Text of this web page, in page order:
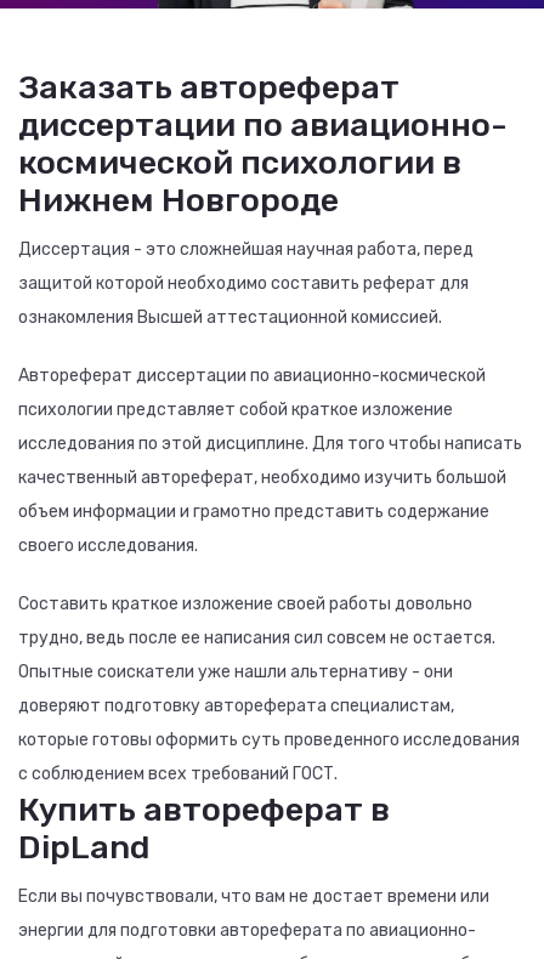
Заказать автореферат
диссертации по авиационно-
космической психологии в
Нижнем Новгороде
Диссертация - это сложнейшая научная работа, перед
защитой которой необходимо составить реферат для
ознакомления Высшей аттестационной комиссией.
Автореферат диссертации по авиационно-космической
психологии представляет собой краткое изложение
исследования по этой дисциплине. Для того чтобы написать
качественный автореферат, необходимо изучить большой
объем информации и грамотно представить содержание
своего исследования.
Составить краткое изложение своей работы довольно
трудно, ведь после ее написания сил совсем не остается.
Опытные соискатели уже нашли альтернативу - они
доверяют подготовку автореферата специалистам,
которые готовы оформить суть проведенного исследования
с соблюдением всех требований ГОСТ.
Купить автореферат в
DipLand
Если вы почувствовали, что вам не достает времени или
энергии для подготовки автореферата по авиационно-